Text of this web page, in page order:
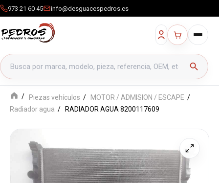
973 21 60 45 info@desguacespedros.es
Buscar productos
search
Piezas vehículos
MOTOR / ADMISION / ESCAPE
Radiador agua
RADIADOR AGUA 8200117609